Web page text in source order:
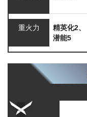
重火力
精英化2、
潜能5